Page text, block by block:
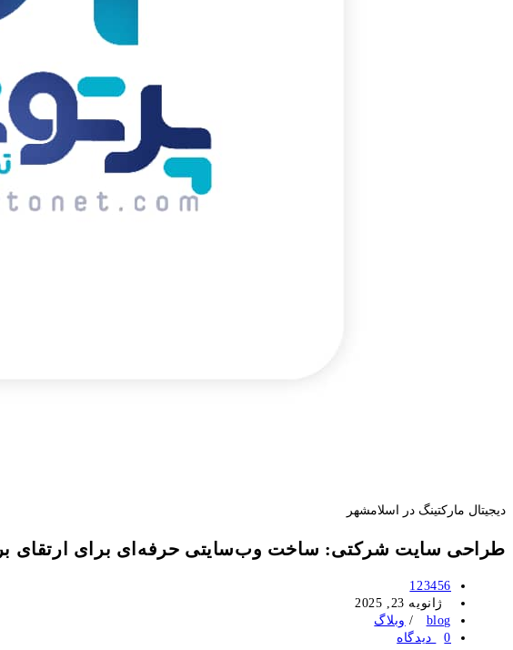
دیجیتال مارکتینگ در اسلامشهر
طراحی سایت شرکتی: ساخت وب‌سایتی حرفه‌ای برای ارتقای
Post
author:
123456
Post
published:
ژانویه 23, 2025
Post
category:
blog
/ وبلاگ
Post
0 دیدگاه